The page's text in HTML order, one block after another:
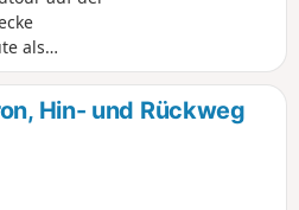
als
Geeignet
Fahrrad
ein kurzer
Strecke
Ciron.
Hin- und Rückweg